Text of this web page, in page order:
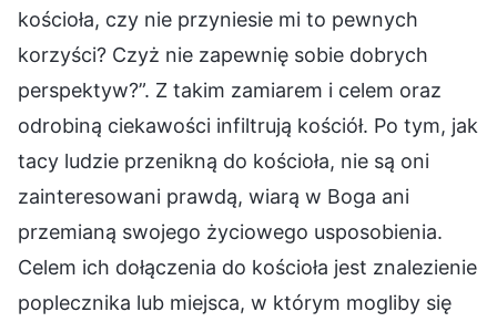
kościoła, czy nie przyniesie mi to pewnych
korzyści? Czyż nie zapewnię sobie dobrych
perspektyw?”. Z takim zamiarem i celem oraz
odrobiną ciekawości infiltrują kościół. Po tym, jak
tacy ludzie przenikną do kościoła, nie są oni
zainteresowani prawdą, wiarą w Boga ani
przemianą swojego życiowego usposobienia.
Celem ich dołączenia do kościoła jest znalezienie
poplecznika lub miejsca, w którym mogliby się